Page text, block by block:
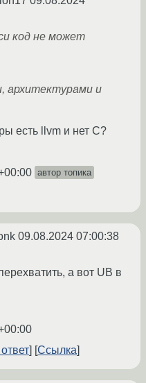
код не может
архитектурами и
есть llvm и нет C?
автор топика
09.08.2024 07:00:38
а вот UB в
Ссылка